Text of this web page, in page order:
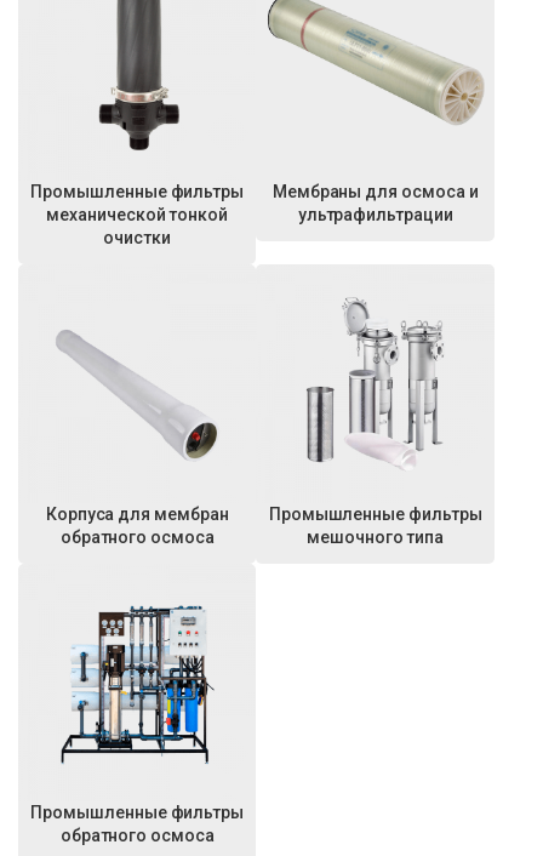
Промышленные фильтры
механической тонкой
очистки
Мембраны для осмоса и
ультрафильтрации
Корпуса для мембран
обратного осмоса
Промышленные фильтры
мешочного типа
Промышленные фильтры
обратного осмоса